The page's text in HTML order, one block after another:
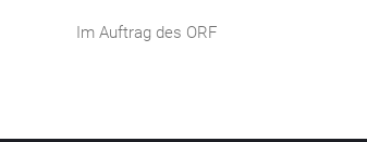
Im Auftrag des ORF